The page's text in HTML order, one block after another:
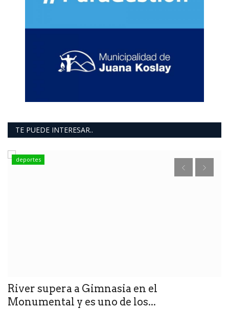
TE PUEDE INTERESAR..
deportes
River supera a Gimnasia en el
Monumental y es uno de los...